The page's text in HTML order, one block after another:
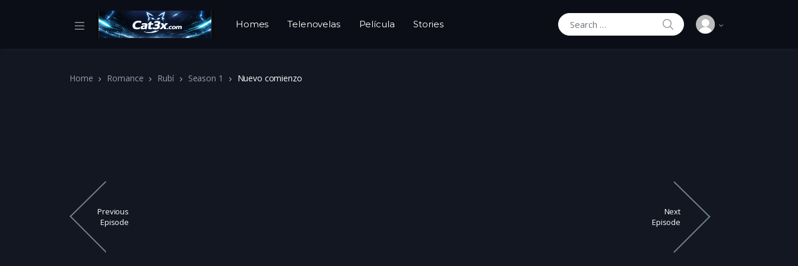
Homes Telenovelas Película Stories
Search for:
SEARCH
Home Romance Rubí Season 1 Nuevo comienzo
Previous
Episode
Next
Episode